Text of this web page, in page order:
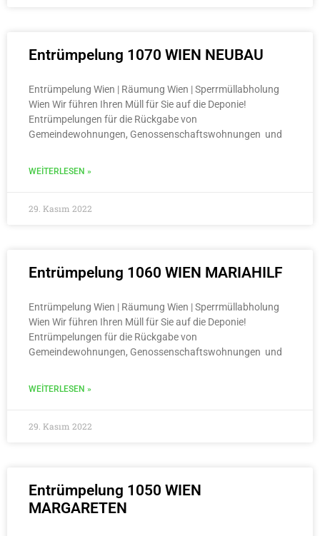
Entrümpelung 1070 WIEN NEUBAU
Entrümpelung Wien | Räumung Wien | Sperrmüllabholung
Wien Wir führen Ihren Müll für Sie auf die Deponie!
Entrümpelungen für die Rückgabe von
Gemeindewohnungen, Genossenschaftswohnungen und
WEITERLESEN »
29. Kasım 2022
Entrümpelung 1060 WIEN MARIAHILF
Entrümpelung Wien | Räumung Wien | Sperrmüllabholung
Wien Wir führen Ihren Müll für Sie auf die Deponie!
Entrümpelungen für die Rückgabe von
Gemeindewohnungen, Genossenschaftswohnungen und
WEITERLESEN »
29. Kasım 2022
Entrümpelung 1050 WIEN
MARGARETEN